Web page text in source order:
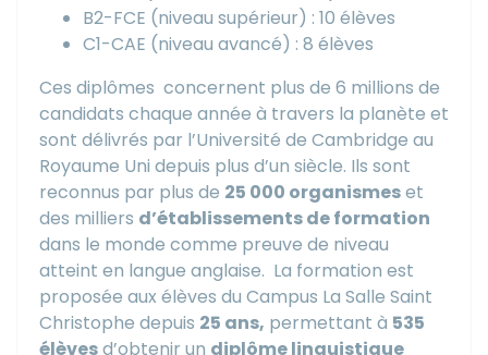
B2-FCE (niveau supérieur) : 10 élèves
C1-CAE (niveau avancé) : 8 élèves
Ces diplômes concernent plus de 6 millions de
candidats chaque année à travers la planète et
sont délivrés par l’Université de Cambridge au
Royaume Uni depuis plus d’un siècle. Ils sont
reconnus par plus de 25 000 organismeset
des milliers d’établissements de formation
dans le monde comme preuve de niveau
atteint en langue anglaise. La formation est
proposée aux élèves du Campus La Salle Saint
Christophe depuis 25 ans, permettant à 535
élèvesd’obtenir un diplôme linguistique